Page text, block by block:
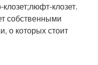
клозет.
собственными
о которых стоит